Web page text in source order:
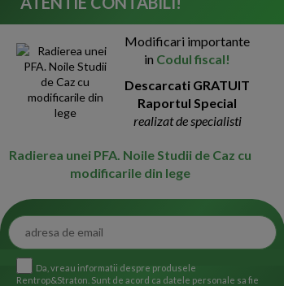
Zona euro trece pe
08-Oct-2013 2491
ona euro trece pe crestere
serviciilor financiare. Printre acestea se
de numerar pentru gospodarii si
Modificari importante
in Codul fiscal!
Descarcati GRATUIT
Raportul Special
realizat de specialisti
Radierea unei PFA. Noile Studii de Caz cu
modificarile din lege
Da, vreau informatii despre produsele
Rentrop&Straton. Sunt de acord ca datele personale sa fie